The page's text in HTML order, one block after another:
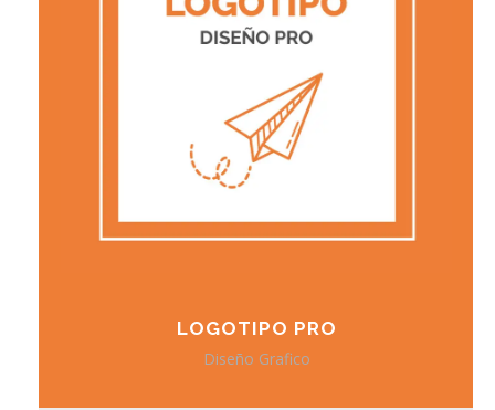
LOGOTIPO PRO
Diseño Grafico